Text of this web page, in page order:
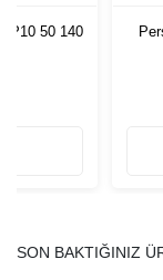
P10 50 140
SON BAKTIĞINIZ